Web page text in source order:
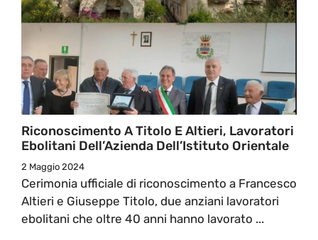
Riconoscimento A Titolo E Altieri, Lavoratori
Ebolitani Dell’Azienda Dell’Istituto Orientale
2 Maggio 2024
Cerimonia ufficiale di riconoscimento a Francesco
Altieri e Giuseppe Titolo, due anziani lavoratori
ebolitani che oltre 40 anni hanno lavorato ...